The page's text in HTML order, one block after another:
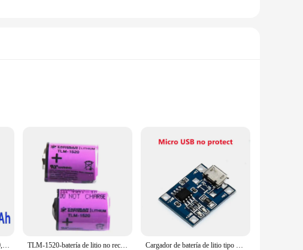
this battery pack ensures long-lasting performance and
The sleek and compact design, coupled with the low-profile,
your electronic devices, ensuring a seamless power transition.
pack is your go-to solution. Its lightweight nature and
Batería litio recargable de 18650, 1S2P,3,7 V, 8A, 8000mAh, megáfono, Placa de protección altavoz + enchufe de XH-2P TLM-1520-batería de litio no recargable, 4V, TLM-1520HPM/T, TLM-1530HPM Cargador de batería de litio tipo c/Micro/Mini USB, 5V, 1A, 18650, TP4056, placa de carga con protección, funciones duales, 1A